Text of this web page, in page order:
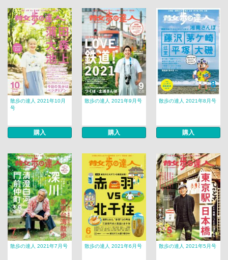
散歩の達人 2021年10月
号
購入
散歩の達人 2021年9月号
購入
散歩の達人 2021年8月号
購入
散歩の達人 2021年7月号 散歩の達人 2021年6月号 散歩の達人 2021年5月号